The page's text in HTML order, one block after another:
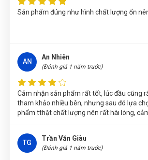
BẤM CHỮ C CÓ ĐẾ 11"/280mm W031081
Thu Diễm (Tỉnh Thừa Thiên Huế)
CHỮ C CÓ ĐẾ 11"/280mm W031081
Nguyễn Vũ Khoa Nguyên
KÌM BẤM CHỮ C CÓ ĐẾ 11"/280mm
Võ Thị Thanh Tươi(Tỉnh Quảng Ngãi)đã
Phùng Bảo Ngọc (Thành phố Đà Nẵng)
CHỮ C CÓ ĐẾ 11"/280mm W031081
Sản phẩm đúng như hình chất lượng ổn
AN
An Nhiên
(Đánh giá 1 năm trước)
Cảm nhận sản phẩm rất tốt, lúc đầu cũng
tham khảo nhiều bên, nhưng sau đó lựa
phẩm tthật chất lượng nên rất hài lòng,
TG
Trần Văn Giàu
(Đánh giá 1 năm trước)